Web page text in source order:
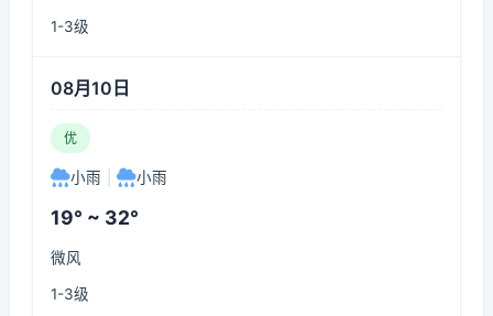
1-3级
08月10日
优
小雨 小雨
19° ~ 32°
微风
1-3级